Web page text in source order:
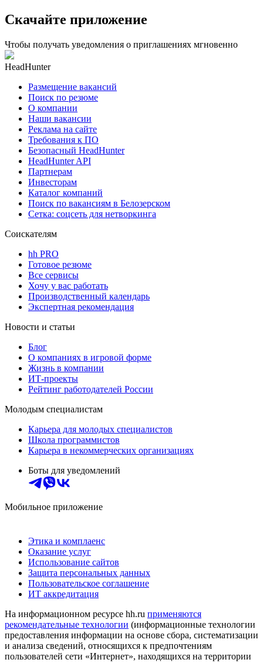
Скачайте приложение
Чтобы получать уведомления о приглашениях мгновенно
HeadHunter
Размещение вакансий
Поиск по резюме
О компании
Наши вакансии
Реклама на сайте
Требования к ПО
Безопасный HeadHunter
HeadHunter API
Партнерам
Инвесторам
Каталог компаний
Поиск по вакансиям в Белозерском
Сетка: соцсеть для нетворкинга
Соискателям
hh PRO
Готовое резюме
Все сервисы
Хочу у вас работать
Производственный календарь
Экспертная рекомендация
Новости и статьи
Блог
О компаниях в игровой форме
Жизнь в компании
ИТ-проекты
Рейтинг работодателей России
Молодым специалистам
Карьера для молодых специалистов
Школа программистов
Карьера в некоммерческих организациях
Боты для уведомлений
Мобильное приложение
Этика и комплаенс
Оказание услуг
Использование сайтов
Защита персональных данных
Пользовательское соглашение
ИТ аккредитация
На информационном ресурсе hh.ru применяются
рекомендательные технологии (информационные технологии
предоставления информации на основе сбора, систематизации
и анализа сведений, относящихся к предпочтениям
пользователей сети «Интернет», находящихся на территории